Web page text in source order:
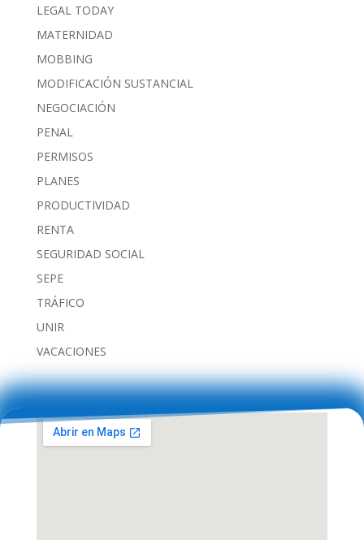
LEGAL TODAY
MATERNIDAD
MOBBING
MODIFICACIÓN SUSTANCIAL
NEGOCIACIÓN
PENAL
PERMISOS
PLANES
PRODUCTIVIDAD
RENTA
SEGURIDAD SOCIAL
SEPE
TRÁFICO
UNIR
VACACIONES